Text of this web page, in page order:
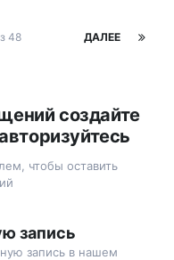
ДАЛЕЕ
48
создайте
чтобы оставить
запись
запись в нашем